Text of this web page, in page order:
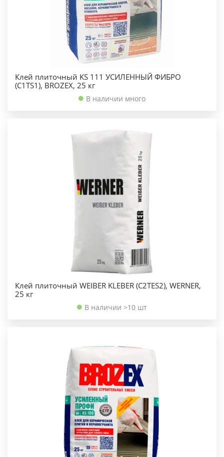
Клей плиточный KS 111 УСИЛЕННЫЙ ФИБРО
(C1TS1), BROZEX, 25 кг
В наличии много
Клей плиточный WEIBER KLEBER (C2TES2), WERNER,
25 кг
В наличии >10 шт